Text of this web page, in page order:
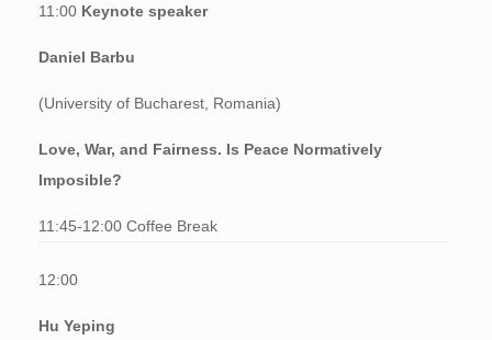
11:00 Keynote speaker
Daniel Barbu
(University of Bucharest, Romania)
Love, War, and Fairness. Is Peace Normatively
Imposible?
11:45-12:00 Coffee Break
12:00
Hu Yeping